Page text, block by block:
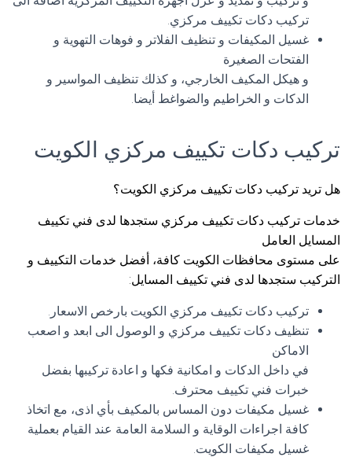
تركيب دكات تكييف مركزي.
غسيل المكيفات و تنظيف الفلاتر و فوهات التهوية و
الفتحات الصغيرة
و هيكل المكيف الخارجي، و كذلك تنظيف المواسير و
الدكات و الخراطيم والضواغط أيضا.
تركيب دكات تكييف مركزي الكويت
هل تريد تركيب دكات تكييف مركزي الكويت؟
خدمات تركيب دكات تكييف مركزي ستجدها لدى فني تكييف
المسايل العامل
على مستوى محافظات الكويت كافة، أفضل خدمات التكييف و
التركيب ستجدها لدى فني تكييف المسايل:
تركيب دكات تكييف مركزي الكويت بارخص الاسعار.
تنظيف دكات تكييف مركزي و الوصول الى ابعد و اصعب
الاماكن
في داخل الدكات و امكانية فكها و اعادة تركيبها بفضل
خبرات فني تكييف محترف.
غسيل مكيفات دون المساس بالمكيف بأي اذى، مع اتخاذ
كافة اجراءات الوقاية و السلامة العامة عند القيام بعملية
غسيل مكيفات الكويت.